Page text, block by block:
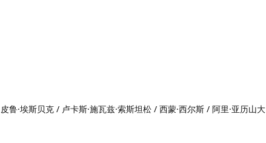
鲁·埃斯贝克 / 卢卡斯·施瓦兹·索斯坦松 / 西蒙·西尔斯 / 阿里·亚历山大